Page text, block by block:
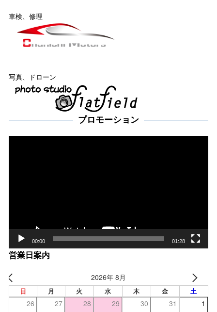
車検、修理
写真、ドローン
プロモーション
00:00 01:28
営業日案内
2026年 8月
日 月 火 水 木 金 土
26 27 28 29 30 31 1